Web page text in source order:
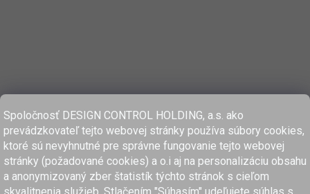
Spoločnosť DESIGN CONTROL HOLDING, a.s. ako
prevádzkovateľ tejto webovej stránky používa súbory cookies,
ktoré sú nevyhnutné pre správne fungovanie tejto webovej
stránky (požadované cookies) a o.i aj na personalizáciu obsahu
a anonymizovaný zber štatistík týchto stránok s cieľom